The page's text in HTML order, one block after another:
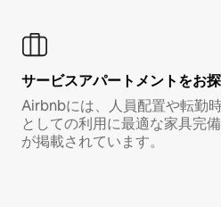
サービスアパートメントをお
Airbnbには、人員配置や転勤
としての利用に最適な家具完
が掲載されています。